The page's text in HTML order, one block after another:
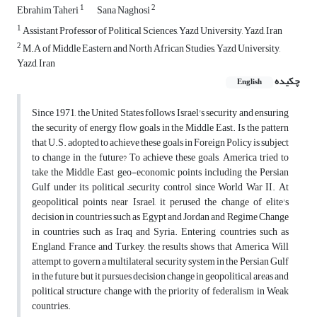
Ebrahim Taheri1 Sana Naghosi2
1Assistant Professor of Political Sciences, Yazd University, Yazd, Iran
2M.A of Middle Eastern and North African Studies, Yazd University,
Yazd, Iran
چکیده
English
Since 1971, the United States follows Israel's security and ensuring
the security of energy flow goals in the Middle East. Is the pattern
that U.S. adopted to achieve these goals in Foreign Policy is subject
to change in the future? To achieve these goals, America tried to
take the Middle East geo-economic points including the Persian
Gulf under its political –security control since World War II. At
geopolitical points near Israel, it perused the change of elite's
decision in countries such as Egypt and Jordan and Regime Change
in countries such as Iraq and Syria. Entering countries such as
England, France and Turkey, the results shows that America Will
attempt to govern a multilateral security system in the Persian Gulf
in the future, but it pursues decision change in geopolitical areas and
political structure change with the priority of federalism in Weak
countries.